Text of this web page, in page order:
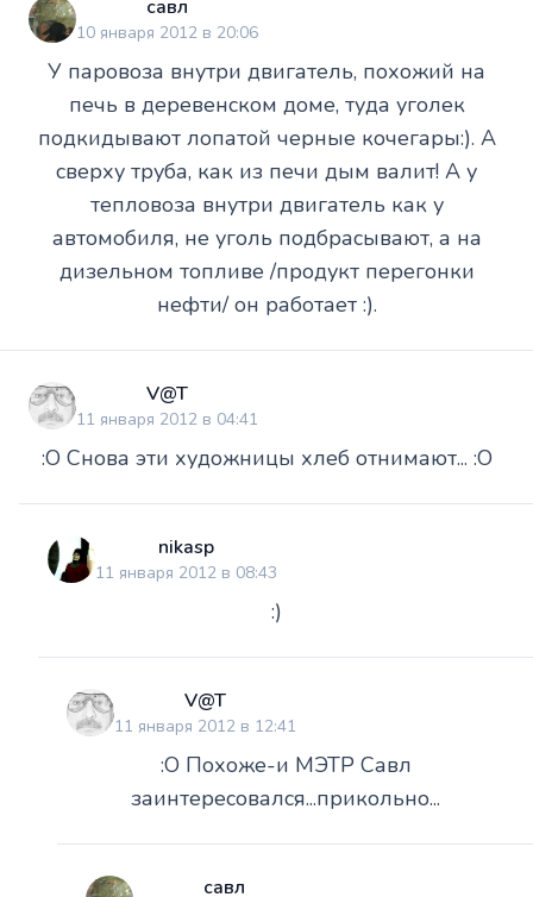
савл
10 января 2012 в 20:06
У паровоза внутри двигатель, похожий на
печь в деревенском доме, туда уголек
подкидывают лопатой черные кочегары:). А
сверху труба, как из печи дым валит! А у
тепловоза внутри двигатель как у
автомобиля, не уголь подбрасывают, а на
дизельном топливе /продукт перегонки
нефти/ он работает :).
V@T
11 января 2012 в 04:41
:O Снова эти художницы хлеб отнимают... :O
nikasp
11 января 2012 в 08:43
:)
V@T
11 января 2012 в 12:41
:O Похоже-и МЭТР Савл
заинтересовался...прикольно...
савл